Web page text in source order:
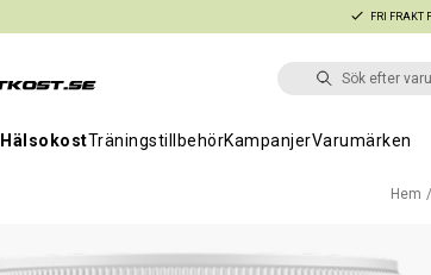
FRI FRAKT
HälsokostTräningstillbehörKampanjerVarumärken
Hem